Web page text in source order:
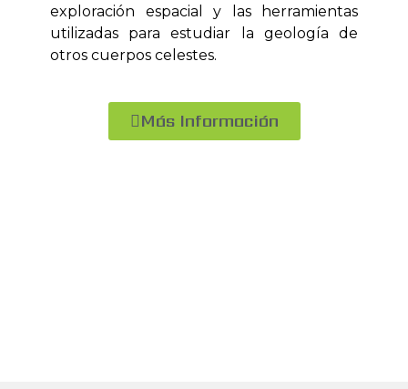
exploración espacial y las herramientas
utilizadas para estudiar la geología de
otros cuerpos celestes.
Más Información